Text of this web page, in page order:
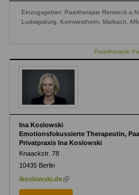
Einzugsgebiet: Paartherapie Remseck
Ludwigsburg, Kornwestheim, Marbach,
Paartherapie
Ina Koslowski
Emotionsfokussierte Therapeutin,
Privatpraxis Ina Koslowski
Knaackstr. 78
10435 Berlin
ikoslowski.de (link